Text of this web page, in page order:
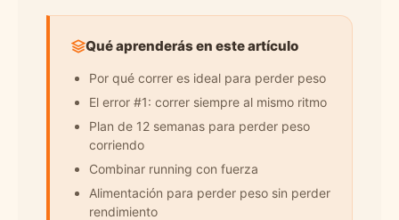
Qué aprenderás en este artículo
Por qué correr es ideal para perder peso
El error #1: correr siempre al mismo ritmo
Plan de 12 semanas para perder peso
corriendo
Combinar running con fuerza
Alimentación para perder peso sin perder
rendimiento